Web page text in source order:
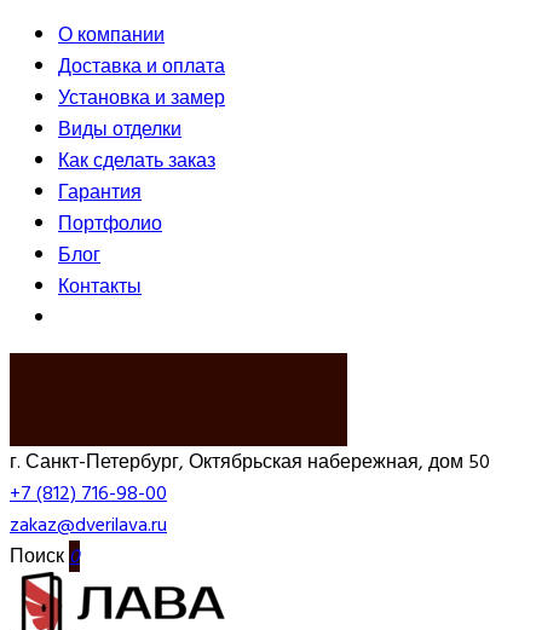
О компании
Доставка и оплата
Установка и замер
Виды отделки
Как сделать заказ
Гарантия
Портфолио
Блог
Контакты
г. Санкт-Петербург, Октябрьская набережная, дом 50
+7 (812) 716-98-00
zakaz@dverilava.ru
Поиск0